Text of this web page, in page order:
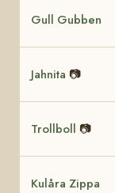
Gull Gubben
Jahnita 📷
Trollboll 📷
Kulåra Zippa